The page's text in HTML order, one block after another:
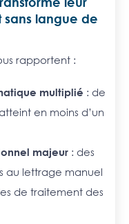
sans langue de
rapportent :
multiplié : de
en moins d’un
majeur : des
au lettrage manuel
de traitement des